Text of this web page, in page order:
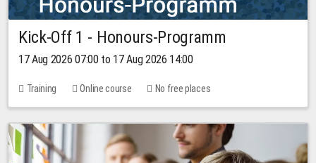
Kick-Off 1 - Honours-Programm
17 Aug 2026 07:00 to 17 Aug 2026 14:00
Training Online course No free places